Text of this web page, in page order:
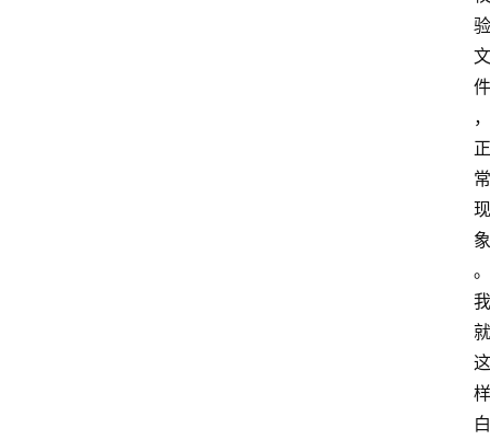
验
文
件
，
正
常
现
象
。
我
就
这
样
白